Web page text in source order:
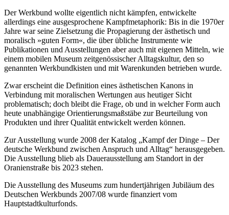
Der Werkbund wollte eigentlich nicht kämpfen, entwickelte
allerdings eine ausgesprochene Kampfmetaphorik: Bis in die 1970er
Jahre war seine Zielsetzung die Propagierung der ästhetisch und
moralisch »guten Form«, die über übliche Instrumente wie
Publikationen und Ausstellungen aber auch mit eigenen Mitteln, wie
einem mobilen Museum zeitgenössischer Alltagskultur, den so
genannten Werkbundkisten und mit Warenkunden betrieben wurde.
Zwar erscheint die Definition eines ästhetischen Kanons in
Verbindung mit moralischen Wertungen aus heutiger Sicht
problematisch; doch bleibt die Frage, ob und in welcher Form auch
heute unabhängige Orientierungsmaßstäbe zur Beurteilung von
Produkten und ihrer Qualität entwickelt werden können.
Zur Ausstellung wurde 2008 der Katalog „Kampf der Dinge – Der
deutsche Werkbund zwischen Anspruch und Alltag“ herausgegeben.
Die Ausstellung blieb als Dauerausstellung am Standort in der
Oranienstraße bis 2023 stehen.
Die Ausstellung des Museums zum hundertjährigen Jubiläum des
Deutschen Werkbunds 2007/08 wurde finanziert vom
Hauptstadtkulturfonds.